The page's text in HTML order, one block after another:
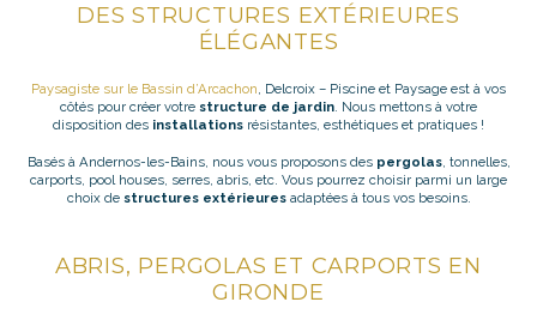
DES STRUCTURES EXTÉRIEURES
ÉLÉGANTES
Paysagiste sur le Bassin d’Arcachon , Delcroix – Piscine et Paysage est à vos
côtés pour créer votre structure de jardin . Nous mettons à votre
disposition des installations résistantes, esthétiques et pratiques !
Basés à Andernos-les-Bains, nous vous proposons des pergolas, tonnelles,
carports, pool houses, serres, abris, etc. Vous pourrez choisir parmi un large
choix de structures extérieures adaptées à tous vos besoins.
ABRIS, PERGOLAS ET CARPORTS EN
GIRONDE